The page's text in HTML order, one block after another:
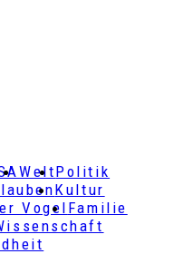
WeltPolitik
Kultur
VogelFamilie